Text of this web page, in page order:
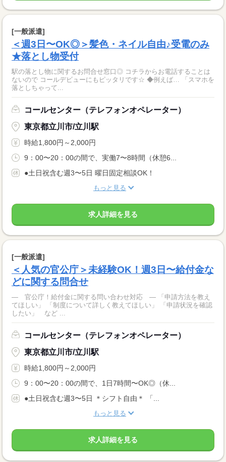
[一般派遣]
＜週3日〜OK◎＞髪色・ネイル自由♪受電のみ
★落とし物受付
駅の落とし物に関するお問合せ窓口◎ コチラからお電話することは
ないので コールデビューにもピッタリです☆ ◆例えば… 「スマホを
落としちゃって...
コールセンター（テレフォンオペレーター）
東京都立川市/立川駅
時給1,800円～2,000円
9：00〜20：00の間で、実働7〜8時間（休憩6...
●土日祝含む週3〜5日 曜日固定相談OK！
もっと見る
求人詳細を見る
[一般派遣]
＜人気の官公庁＞未経験OK！週3日〜給付金な
どに関する問合せ
― 官公庁！給付金に関する問い合わせ対応 ― 「申請方法を教え
てほしい」 「制度について詳しく教えてほしい」 「申請状況を確認
したい」 など ...
コールセンター（テレフォンオペレーター）
東京都立川市/立川駅
時給1,800円～2,000円
9：00〜20：00の間で、1日7時間〜OK◎（休...
●土日祝含む週3〜5日 ＊シフト自由＊ 「...
もっと見る
求人詳細を見る